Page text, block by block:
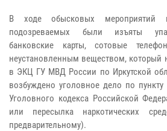
В ходе обысковых мероприятий
подозреваемых были изъяты
банковские карты, сотовые
неустановленным веществом, который
в ЭКЦ ГУ МВД России по Иркутской
возбуждено уголовное дело по пункту
Уголовного кодекса Российской
или пересылка наркотических
предварительному).